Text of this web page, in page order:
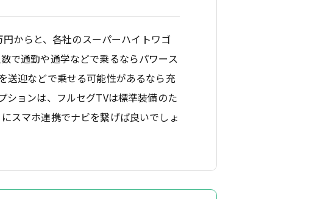
からと、各社のスーパーハイトワゴ
で通勤や通学などで乗るならパワース
送迎などで乗せる可能性があるなら充
ションは、フルセグTVは標準装備のた
スマホ連携でナビを繋げば良いでしょ